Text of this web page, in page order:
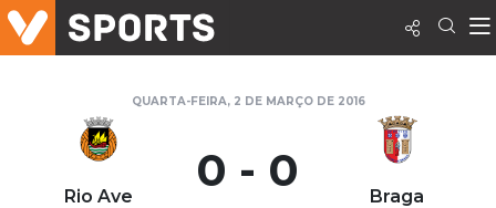
QUARTA-FEIRA, 2 DE MARÇO DE 2016
Rio Ave 0 - 0 Braga